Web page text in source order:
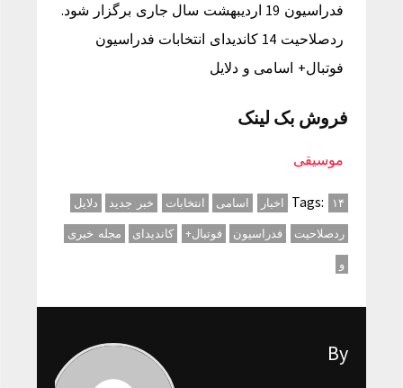
فدراسیون 19 اردیبهشت سال جاری برگزار شود.
ردصلاحیت 14 کاندیدای انتخابات فدراسیون
فوتبال‌+ اسامی و دلایل
فروش بک لینک
موسیقی
Tags: ۱۴ اخبار اسامی انتخابات خبر جدید
دلایل
ردصلاحیت
فدراسیون فوتبال‌+ کاندیدای
مجله خبری
و
By